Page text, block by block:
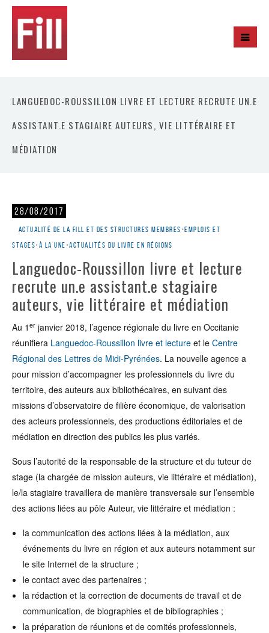
LANGUEDOC-ROUSSILLON LIVRE ET LECTURE RECRUTE UN.E
ASSISTANT.E STAGIAIRE AUTEURS, VIE LITTÉRAIRE ET
MÉDIATION
28/08/2017
Actualité de la Fill et des structures membres •Emplois et
stages•À la une •Actualités du livre en régions
Languedoc-Roussillon livre et lecture
recrute un.e assistant.e stagiaire
auteurs, vie littéraire et médiation
Au 1 er janvier 2018, l’agence régionale du livre en Occitanie
réunifiera Languedoc-Roussillon livre et lecture et le Centre
Régional des Lettres de Midi-Pyrénées. La nouvelle agence a
pour mission d’accompagner les professionnels du livre du
territoire, des auteurs aux bibliothécaires, en suivant des
missions d’observatoire de filière économique, de valorisation
des acteurs professionnels, des productions éditoriales et de
médiation en direction des publics les plus variés.
Sous l’autorité de la responsable de la structure et du tuteur de
stage (la chargée de mission auteurs, vie littéraire et médiation),
le/la stagiaire travaillera de manière transversale sur l’ensemble
des actions liées au pôle Auteur, vie littéraire et médiation :
la communication des actions liées à la médiation, aux
événements du livre en région et aux auteurs notamment sur
le site Internet de la structure ;
le contact avec des partenaires ;
la rédaction et la correction de documents de travail et de
communication, de biographies et de bibliographies ;
la préparation de réunions et de comités professionnels,